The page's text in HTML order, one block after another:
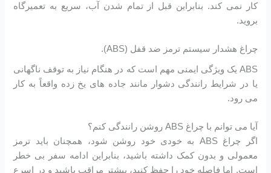
کار نمی کند. بنابراین قبل از تمام شدن آب، سریع به تعمیرگاه
بروید.
چراغ هشدار سیستم ترمز ضد قفل (ABS).
ABS یک ویژگی ایمنی مهم است که در هنگام نیاز به توقف ناگهانی
یا در شرایط رانندگی دشوار مانند جاده های یخ زده واقعاً به کار
می رود.
آیا می توانم با چراغ ABS روشن رانندگی کنم؟
اگر چراغ ABS به خودی خود روشن شود، همچنان باید ترمز
معمولی و بدون کمک داشته باشید، بنابراین ادامه سفر بی خطر
است. اما فاصله خود را حفظ کنید، بیشتر مراقب باشید و در اسرع